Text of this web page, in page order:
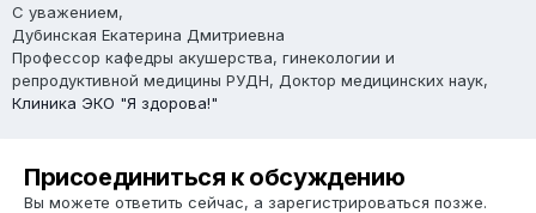
С уважением,
Дубинская Екатерина Дмитриевна
Профессор кафедры акушерства, гинекологии и
репродуктивной медицины РУДН, Доктор медицинских наук,
Клиника ЭКО "Я здорова!"
Присоединиться к обсуждению
Вы можете ответить сейчас, а зарегистрироваться позже.